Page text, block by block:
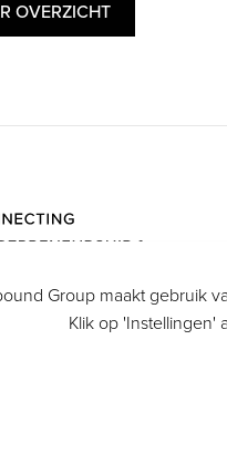
OVERZICHT
de verbindende
Group maakt gebruik
Klik op 'Instellingen'